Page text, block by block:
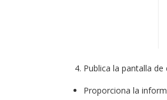
Publica la pantalla
Proporciona la